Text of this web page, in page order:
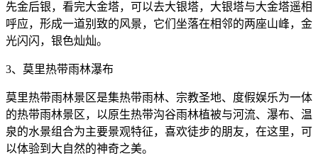
先金后银，看完大金塔，可以去大银塔，大银塔与大金塔遥相
呼应，形成一道别致的风景，它们坐落在相邻的两座山峰，金
光闪闪，银色灿灿。
3、莫里热带雨林瀑布
莫里热带雨林景区是集热带雨林、宗教圣地、度假娱乐为一体
的热带雨林景区，以原生热带沟谷雨林植被与河流、瀑布、温
泉的水景组合为主要景观特征，喜欢徒步的朋友，在这里，可
以体验到大自然的神奇之美。